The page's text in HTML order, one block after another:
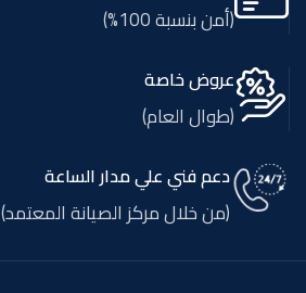
(أمن بنسبة 100%)
عروض خاصة
(طوال العام)
دعم فني علي مدار الساعة
(من خلال مركز الصيانة المعتمد)